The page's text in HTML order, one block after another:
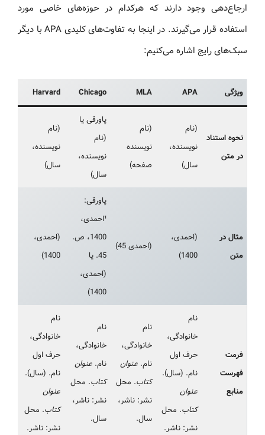
ارجاع‌دهی وجود دارند که هرکدام در حوزه‌های خاصی مورد
استفاده قرار می‌گیرند. در اینجا به تفاوت‌های کلیدی APA با دیگر
سبک‌های رایج اشاره می‌کنیم:
ویژگی APA
MLA
Chicago
Harvard
نحوه استناد
در متن
(نام
نویسنده،
سال)
(نام
نویسنده
صفحه)
پاورقی یا
(نام
نویسنده،
سال)
(نام
نویسنده،
سال)
مثال در
متن
(احمدی،
1400)
(احمدی 45)
پاورقی:
¹احمدی،
1400، ص.
45. یا
(احمدی،
1400)
(احمدی،
1400)
فرمت
فهرست
منابع
نام
خانوادگی،
حرف اول
نام. (سال).
عنوان
کتاب. محل
نشر: ناشر.
نام
خانوادگی،
نام.عنوان
کتاب. محل
نشر: ناشر،
سال.
نام
خانوادگی،
نام.عنوان
کتاب. محل
نشر: ناشر،
سال.
نام
خانوادگی،
حرف اول
نام. (سال).
عنوان
کتاب. محل
نشر: ناشر.